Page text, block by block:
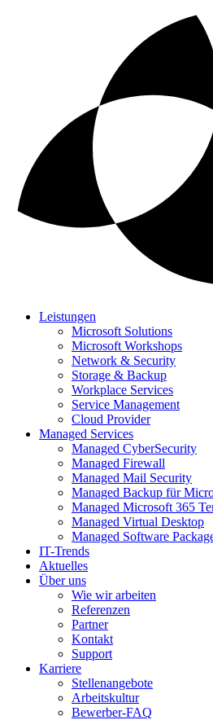
Leistungen
Microsoft Solutions
Microsoft Workshops
Network & Security
Storage & Backup
Workplace Services
Service Management
Cloud Provider
Managed Services
Managed CyberSecurity
Managed Firewall
Managed Mail Security
Managed Backup für
Managed Microsoft 365
Managed Virtual Desktop
Managed Software
IT-Trends
Aktuelles
Über uns
Wie wir arbeiten
Referenzen
Partner
Kontakt
Support
Karriere
Stellenangebote
Arbeitskultur
Bewerber-FAQ